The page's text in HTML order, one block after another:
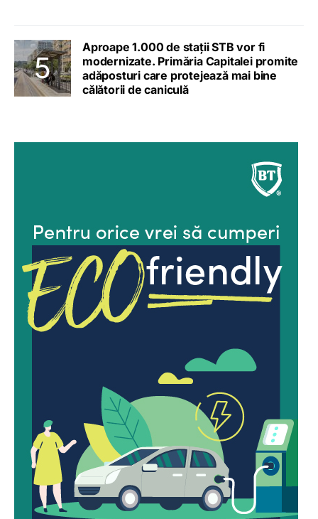
Aproape 1.000 de stații STB vor fi
modernizate. Primăria Capitalei promite
adăposturi care protejează mai bine
călătorii de caniculă